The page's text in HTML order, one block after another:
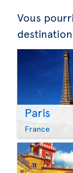
Vous
Paris
France